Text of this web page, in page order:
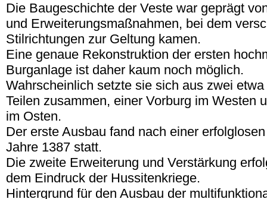
Die Baugeschichte der Veste war geprägt
und Erweiterungsmaßnahmen, bei dem
Stilrichtungen zur Geltung kamen.
Eine genaue Rekonstruktion der ersten
Burganlage ist daher kaum noch möglich.
Wahrscheinlich setzte sie sich aus zwei
Teilen zusammen, einer Vorburg im Westen
im Osten.
Der erste Ausbau fand nach einer
Jahre 1387 statt.
Die zweite Erweiterung und Verstärkung
dem Eindruck der Hussitenkriege.
Hintergrund für den Ausbau der